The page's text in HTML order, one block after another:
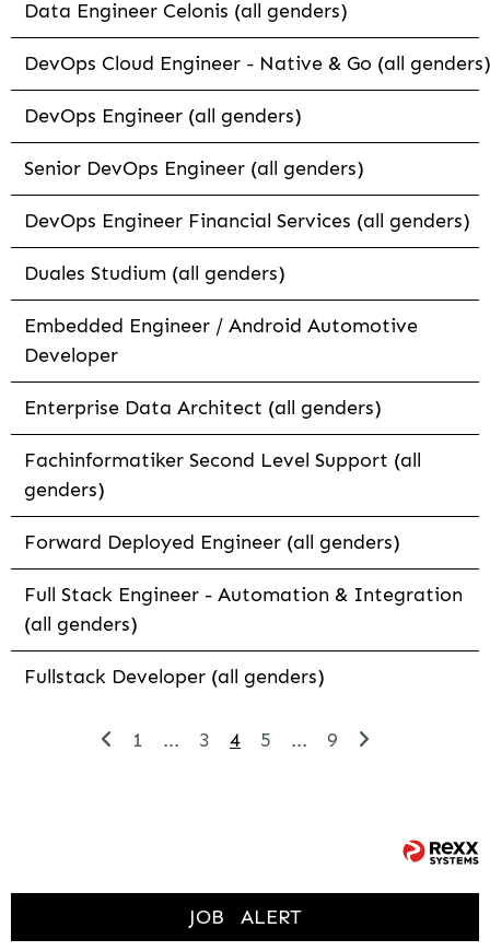
Data Engineer Celonis (all genders)
DevOps Cloud Engineer - Native & Go (all genders)
DevOps Engineer (all genders)
Senior DevOps Engineer (all genders)
DevOps Engineer Financial Services (all genders)
Duales Studium (all genders)
Embedded Engineer / Android Automotive
Developer
Enterprise Data Architect (all genders)
Fachinformatiker Second Level Support (all
genders)
Forward Deployed Engineer (all genders)
Full Stack Engineer - Automation & Integration
(all genders)
Fullstack Developer (all genders)
1 ... 3 4 5 ... 9
JOB ALERT